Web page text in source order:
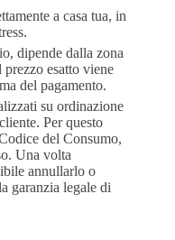
a casa tua, in
dipende dalla zona
esatto viene
del pagamento.
su ordinazione
Per questo
del Consumo,
Una volta
annullarlo o
garanzia legale di